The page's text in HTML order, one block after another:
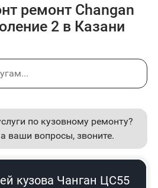
ремонт Changan
2 в Казани
по кузовному ремонту?
ваши вопросы, звоните.
кузова Чанган ЦС55